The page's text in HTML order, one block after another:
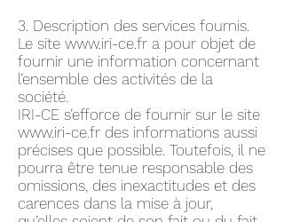
3. Description des services fournis.
Le site www.iri-ce.fr a pour objet de
fournir une information concernant
l’ensemble des activités de la
société.
IRI-CE s’efforce de fournir sur le site
www.iri-ce.fr des informations aussi
précises que possible. Toutefois, il ne
pourra être tenue responsable des
omissions, des inexactitudes et des
carences dans la mise à jour,